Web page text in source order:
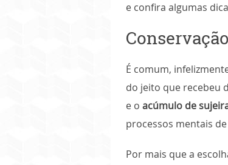
e confira algumas
É comum,
do jeito que recebeu
e o acúmulo de
processos mentais
Por mais que a